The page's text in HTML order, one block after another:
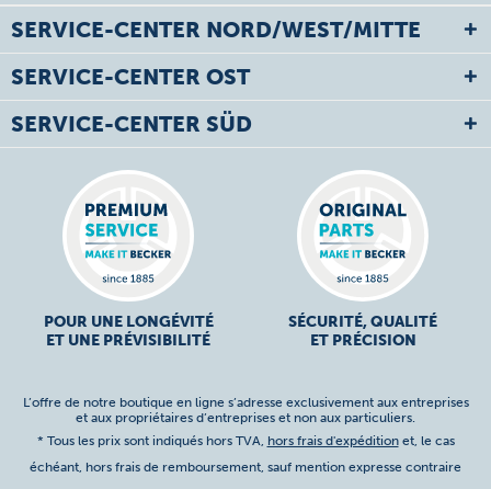
SERVICE-CENTER NORD/WEST/MITTE
SERVICE-CENTER OST
SERVICE-CENTER SÜD
POUR UNE LONGÉVITÉ
ET UNE PRÉVISIBILITÉ
SÉCURITÉ, QUALITÉ
ET PRÉCISION
L’offre de notre boutique en ligne s’adresse exclusivement aux entreprises
et aux propriétaires d’entreprises et non aux particuliers.
* Tous les prix sont indiqués hors TVA, hors frais d'expéditionet, le cas
échéant, hors frais de remboursement, sauf mention expresse contraire